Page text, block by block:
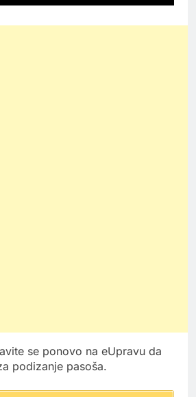
se ponovo na eUpravu da
podizanje pasoša.